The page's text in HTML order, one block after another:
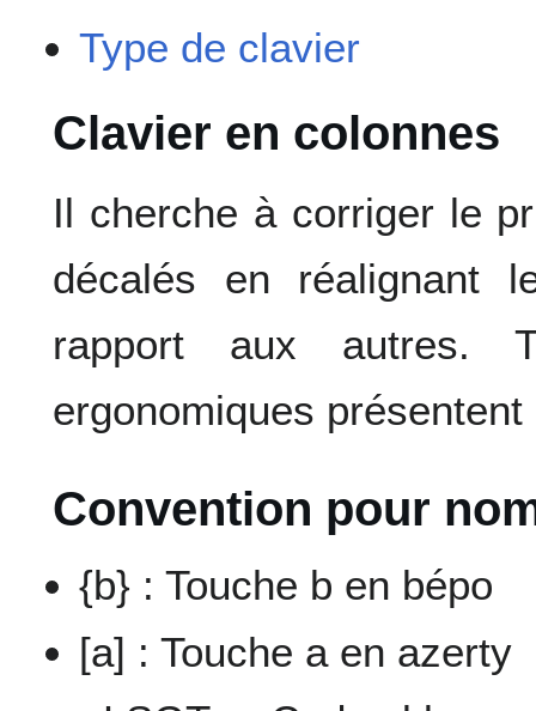
Type de clavier
Clavier en colonnes
Il cherche à corriger le
décalés en réalignant
rapport aux autres.
ergonomiques
Convention pour
{b} : Touche b en bépo
[a] : Touche a en azerty